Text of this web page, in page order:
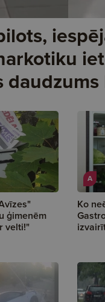
ģimenēm
velti!"
A
Ko